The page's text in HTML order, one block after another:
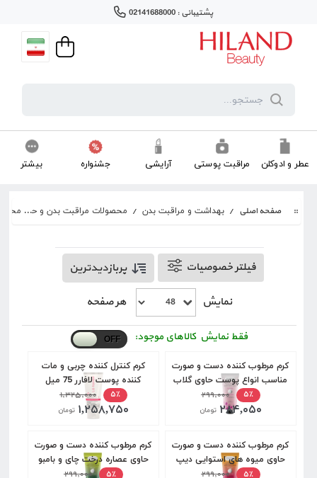
پشتیبانی : 02141688000
عطر و ادوکلن مراقبت پوستی آرایشی جشنواره بیشتر
صفحه اصلی / بهداشت و مراقبت بدن / محصولات مراقبت بدن و حمام /
فیلتر خصوصیات پربازدیدترین
نمایش هر صفحه
فقط نمایش کالاهای موجود:
كرم مرطوب كننده دست و صورت
مناسب انواع پوست حاوی گلاب
دیپ سنس 60 میل
۵٪ ۲۹۹,۰۰۰
۲۸۴,۰۵۰ تومان
کرم کنترل کننده چربی و مات
کننده پوست لافارر 75 میل
۵٪
۱,۳۲۵,۰۰۰
۱,۲۵۸,۷۵۰ تومان
كرم مرطوب كننده دست و صورت
حاوی میوه ھای استوايی دیپ
سنس 60 میل
۵٪ ۲۹۹,۰۰۰
كرم مرطوب كننده دست و صورت
حاوی عصاره درخت چای و بامبو
دیپ سنس 60 میل
۵٪ ۲۹۹,۰۰۰